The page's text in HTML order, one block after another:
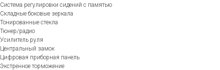
Система регулировки сидений с памятью
Складные боковые зеркала
Тонированные стекла
Тюнер/радио
Усилитель руля
Центральный замок
Цифровая приборная панель
Экстренное торможение